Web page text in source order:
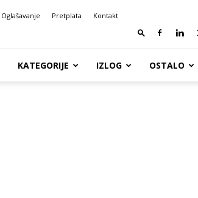
Oglašavanje Pretplata Kontakt
KATEGORIJE IZLOG OSTALO